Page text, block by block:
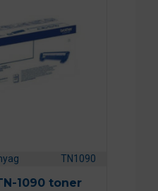
TN1090
1090 toner